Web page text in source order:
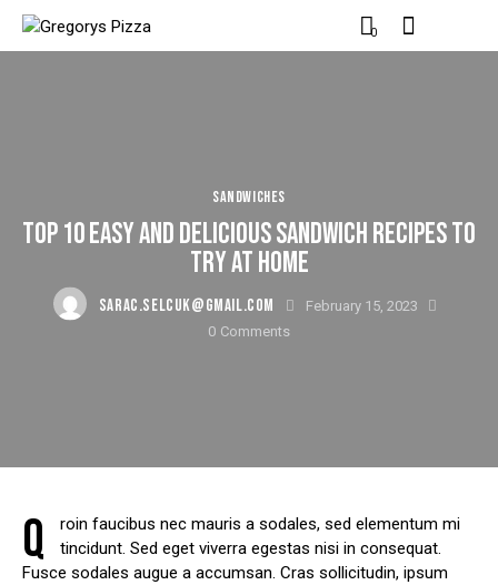
0
SANDWICHES
TOP 10 EASY AND DELICIOUS SANDWICH RECIPES TO
TRY AT HOME
SARAC.SELCUK@GMAIL.COM
February 15, 2023
0 Comments
Q
roin faucibus nec mauris a sodales, sed elementum mi
tincidunt. Sed eget viverra egestas nisi in consequat.
Fusce sodales augue a accumsan. Cras sollicitudin, ipsum